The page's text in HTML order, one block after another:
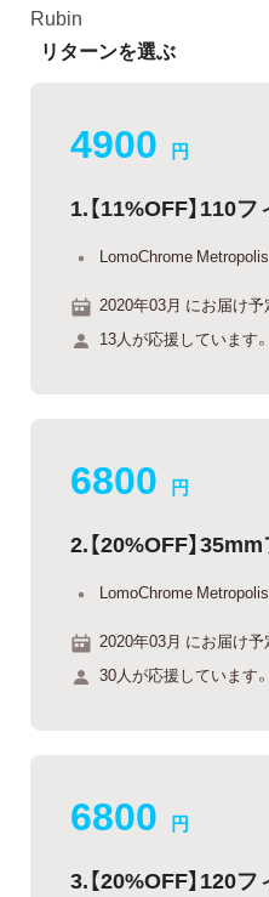
Rubin
リターンを選ぶ
4900 円
1.【11%OFF】110
LomoChrome Metropolis
2020年03月 にお届け予
13人が応援しています。
6800 円
2.【20%OFF】
LomoChrome Metropolis
2020年03月 にお届け予
30人が応援しています。
6800 円
3.【20%OFF】120